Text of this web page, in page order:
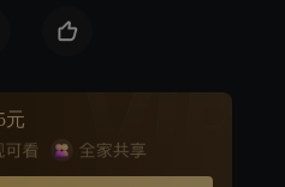
，凝月国将面临瓦解与毁
种残酷的法术，还目睹母亲
由大祭司辅佐成长，顾幼容
月国的圣女，拥有强大灵力
元